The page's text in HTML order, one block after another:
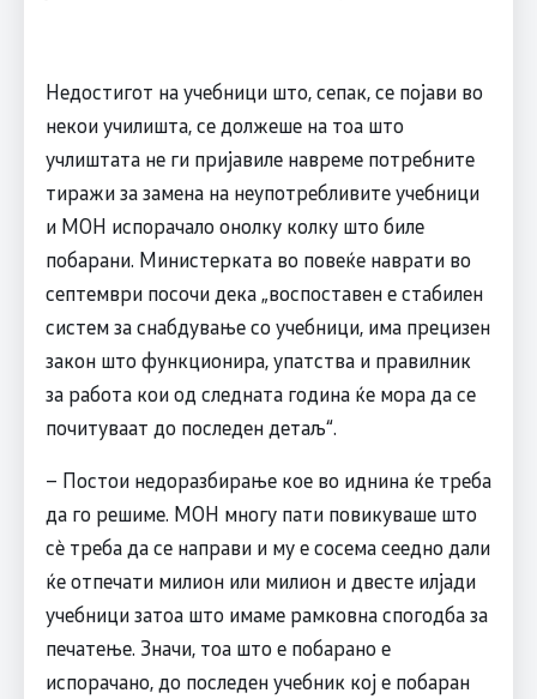
Недостигот на учебници што, сепак, се појави во
некои училишта, се должеше на тоа што
учлиштата не ги пријавиле навреме потребните
тиражи за замена на неупотребливите учебници
и МОН испорачало онолку колку што биле
побарани. Министерката во повеќе наврати во
септември посочи дека „воспоставен е стабилен
систем за снабдување со учебници, има прецизен
закон што функционира, упатства и правилник
за работа кои од следната година ќе мора да се
почитуваат до последен детаљ“.
– Постои недоразбирање кое во иднина ќе треба
да го решиме. МОН многу пати повикуваше што
сè треба да се направи и му е сосема сеедно дали
ќе отпечати милион или милион и двесте илјади
учебници затоа што имаме рамковна спогодба за
печатење. Значи, тоа што е побарано е
испорачано, до последен учебник кој е побаран